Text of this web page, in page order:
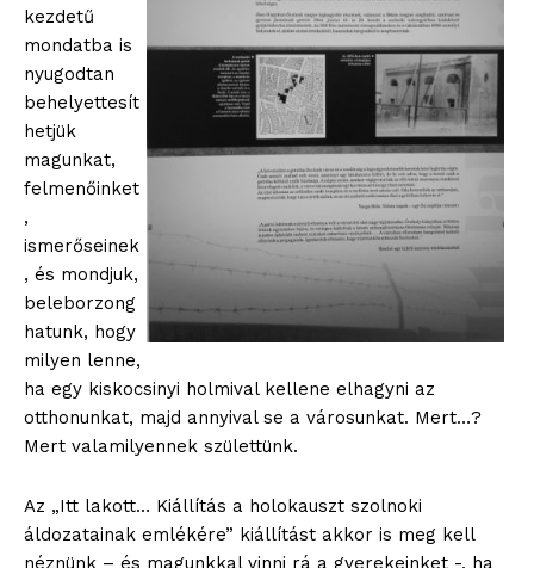
kezdetű
mondatba is
nyugodtan
behelyettesít
hetjük
magunkat,
felmenőinket
,
ismerőseinek
, és mondjuk,
beleborzong
hatunk, hogy
milyen lenne,
ha egy kiskocsinyi holmival kellene elhagyni az
otthonunkat, majd annyival se a városunkat. Mert…?
Mert valamilyennek születtünk.
Az „Itt lakott… Kiállítás a holokauszt szolnoki
áldozatainak emlékére” kiállítást akkor is meg kell
néznünk – és magunkkal vinni rá a gyerekeinket -, ha